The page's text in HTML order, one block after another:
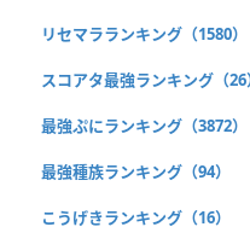
リセマラランキング（1580）
スコアタ最強ランキング（26
最強ぷにランキング（3872）
最強種族ランキング（94）
こうげきランキング（16）